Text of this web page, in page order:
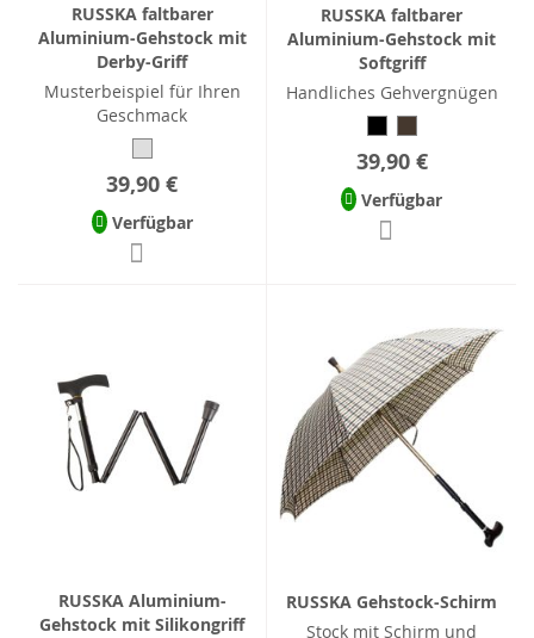
RUSSKA faltbarer
Aluminium-Gehstock mit
Derby-Griff
Musterbeispiel für Ihren
Geschmack
39,90 €
Verfügbar
RUSSKA faltbarer
Aluminium-Gehstock mit
Softgriff
Handliches Gehvergnügen
39,90 €
Verfügbar
RUSSKA Aluminium-
Gehstock mit Silikongriff
RUSSKA Gehstock-Schirm
Stock mit Schirm und